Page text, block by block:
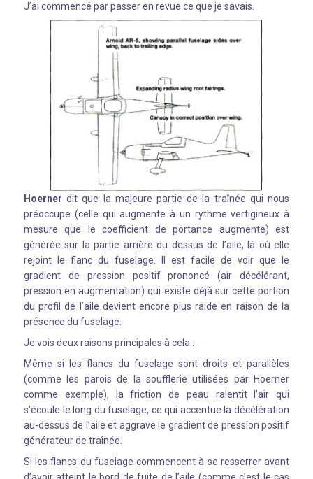
J’ai commencé par passer en revue ce que je savais.
Hoerner dit que la majeure partie de la traînée qui nous
préoccupe (celle qui augmente à un rythme vertigineux à
mesure que le coefficient de portance augmente) est
générée sur la partie arrière du dessus de l’aile, là où elle
rejoint le flanc du fuselage. Il est facile de voir que le
gradient de pression positif prononcé (air décélérant,
pression en augmentation) qui existe déjà sur cette portion
du profil de l’aile devient encore plus raide en raison de la
présence du fuselage.
Je vois deux raisons principales à cela :
Même si les flancs du fuselage sont droits et parallèles
(comme les parois de la soufflerie utilisées par Hoerner
comme exemple), la friction de peau ralentit l’air qui
s’écoule le long du fuselage, ce qui accentue la décélération
au-dessus de l’aile et aggrave le gradient de pression positif
générateur de traînée.
Si les flancs du fuselage commencent à se resserrer avant
d’avoir atteint le bord de fuite de l’aile (comme c’est le cas